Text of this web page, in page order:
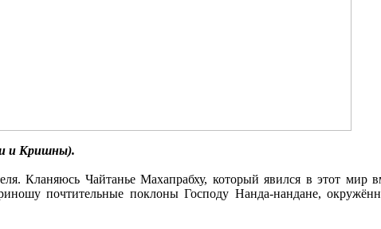
и Кришны).
Кланяюсь Чайтанье Махапрабху, который явился в этот
почтительные поклоны Господу Нанда-нандане,